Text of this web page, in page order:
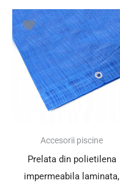
Accesorii piscine
Prelata din polietilena
impermeabila laminata,